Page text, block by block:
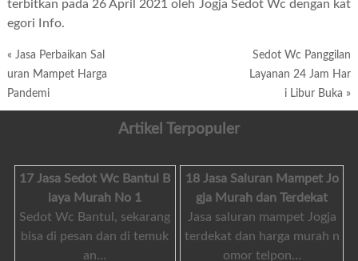
terbitkan pada 26 April 2021 oleh Jogja Sedot Wc dengan kat
egori Info.
« Jasa Perbaikan Sal
uran Mampet Harga
Pandemi
Sedot Wc Panggilan
Layanan 24 Jam Har
i Libur Buka »
Artikel Terpopuler
17 Jasa Sedot Wc Bantul B
iaya Murah No 1
Sedot Wc Bantul, sekarang
bisa di pesan dan di temuk
an…
18 Jasa Saluran Mampet Jo
gja Murah dan Terdekat
Jasa saluran mampet Jogja
terdekat dan harga murah n
omor telpon…